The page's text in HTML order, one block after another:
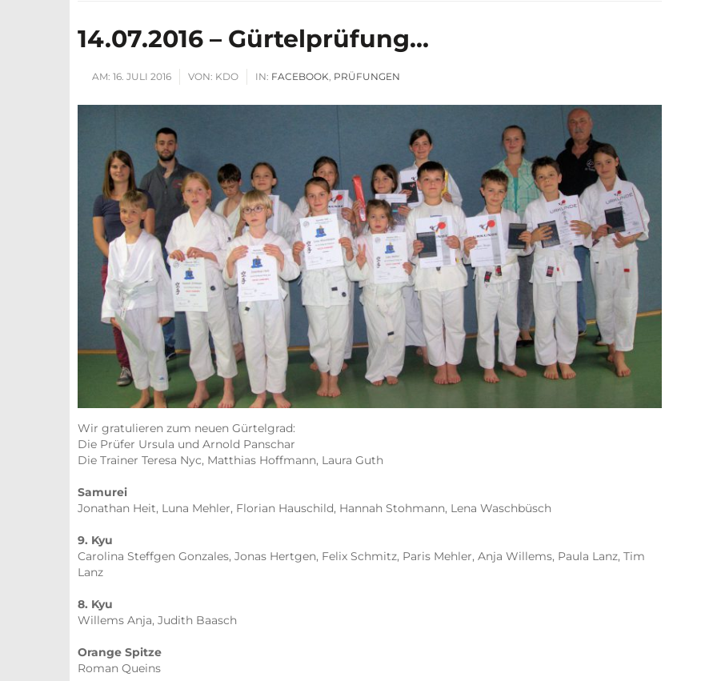
14.07.2016 – Gürtelprüfung…
AM: 16. JULI 2016 VON: KDO IN: FACEBOOK, PRÜFUNGEN
Wir gratulieren zum neuen Gürtelgrad:
Die Prüfer Ursula und Arnold Panschar
Die Trainer Teresa Nyc, Matthias Hoffmann, Laura Guth
Samurei
Jonathan Heit, Luna Mehler, Florian Hauschild, Hannah Stohmann, Lena Waschbüsch
9. Kyu
Carolina Steffgen Gonzales, Jonas Hertgen, Felix Schmitz, Paris Mehler, Anja Willems, Paula Lanz, Tim
Lanz
8. Kyu
Willems Anja, Judith Baasch
Orange Spitze
Roman Queins